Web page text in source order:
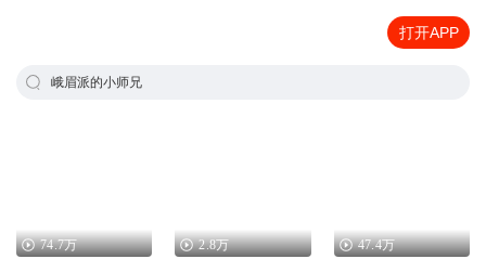
打开APP
峨眉派的小师兄
74.7万 2.8万 47.4万